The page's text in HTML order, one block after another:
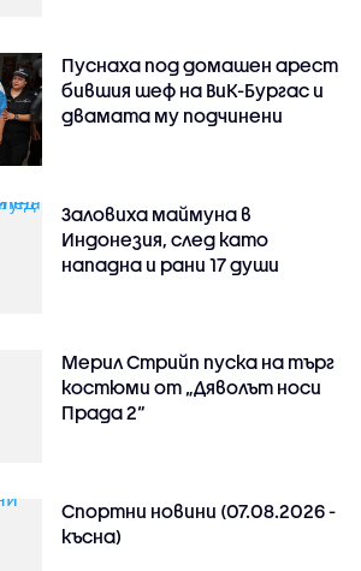
Пуснаха под домашен арест
бившия шеф на ВиК-Бургас и
двамата му подчинени
Заловиха маймуна в
Индонезия, след като
нападна и рани 17 души
Мерил Стрийп пуска на търг
костюми от „Дяволът носи
Прада 2“
Спортни новини (07.08.2026 -
късна)